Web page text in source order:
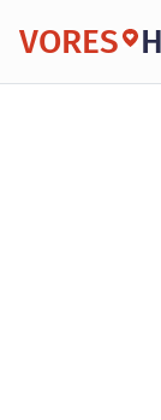
VORES